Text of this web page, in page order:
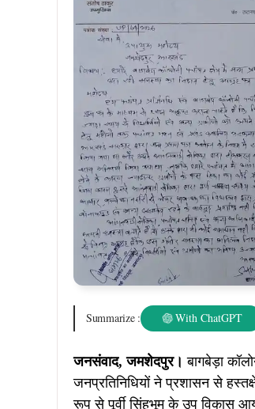
प्रतिनिधिमंडल ने बताया कि पिछले
प्रखंड कार्यालय और पंचायत भवन के
है।